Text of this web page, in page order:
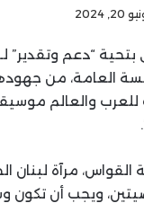
20, 2024
“دعم وتقدير”
العامة، من
والعالم
مرآة لبنان
ويجب أن تكون